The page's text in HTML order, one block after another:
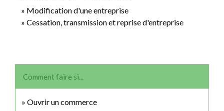
Modification d'une entreprise
Cessation, transmission et reprise d'entreprise
Comment faire si...
Ouvrir un commerce